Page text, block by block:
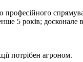
5 років;
потрібен агроном.